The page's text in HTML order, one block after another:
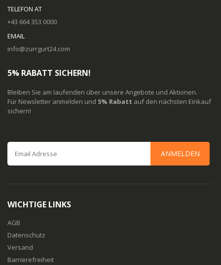
TELEFON AT
+43 664 353 0000
EMAIL
info@zurrgurt24.com
5% RABATT SICHERN!
Bleiben Sie am laufenden über unsere Angebote und Aktionen.
Für Newsletter anmelden und 5% Rabatt auf den nächsten Einkauf
sichern!
ANMELDEN
WICHTIGE LINKS
AGB
Datenschutz
Versand
Barrierefreiheit